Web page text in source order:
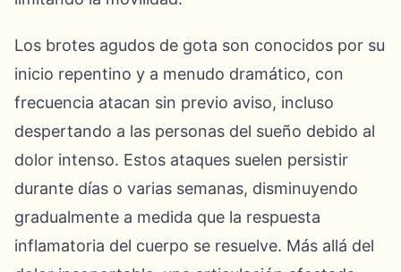
Los brotes agudos de gota son conocidos por su
inicio repentino y a menudo dramático, con
frecuencia atacan sin previo aviso, incluso
despertando a las personas del sueño debido al
dolor intenso. Estos ataques suelen persistir
durante días o varias semanas, disminuyendo
gradualmente a medida que la respuesta
inflamatoria del cuerpo se resuelve. Más allá del